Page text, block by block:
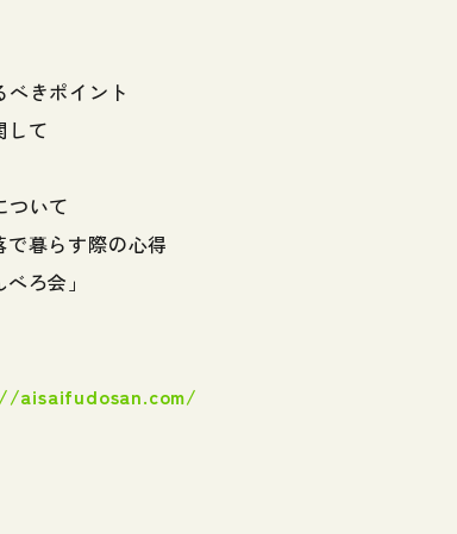
きポイント
して
ついて
暮らす際の心得
ろ会」
aisaifudosan.com/